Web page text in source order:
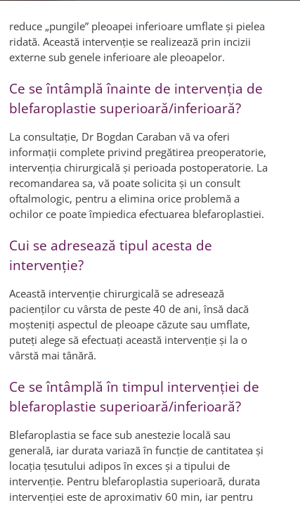
reduce „pungile” pleoapei inferioare umflate şi pielea
ridată. Această intervenţie se realizează prin incizii
externe sub genele inferioare ale pleoapelor.
Ce se întâmplă înainte de intervenţia de
blefaroplastie superioară/inferioară?
La consultaţie, Dr Bogdan Caraban vă va oferi
informaţii complete privind pregătirea preoperatorie,
intervenţia chirurgicală şi perioada postoperatorie. La
recomandarea sa, vă poate solicita şi un consult
oftalmologic, pentru a elimina orice problemă a
ochilor ce poate împiedica efectuarea blefaroplastiei.
Cui se adresează tipul acesta de
intervenţie?
Această intervenţie chirurgicală se adresează
pacienților cu vârsta de peste 40 de ani, însă dacă
moşteniţi aspectul de pleoape căzute sau umflate,
puteţi alege să efectuaţi această intervenţie şi la o
vârstă mai tânără.
Ce se întâmplă în timpul intervenţiei de
blefaroplastie superioară/inferioară?
Blefaroplastia se face sub anestezie locală sau
generală, iar durata variază în funcţie de cantitatea şi
locaţia ţesutului adipos în exces şi a tipului de
intervenţie. Pentru blefaroplastia superioară, durata
intervenţiei este de aproximativ 60 min, iar pentru